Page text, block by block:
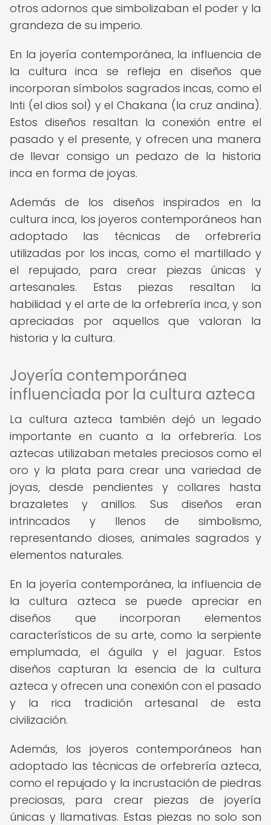
otros adornos que simbolizaban el poder y la
grandeza de su imperio.
En la joyería contemporánea, la influencia de
la cultura inca se refleja en diseños que
incorporan símbolos sagrados incas, como el
Inti (el dios sol) y el Chakana (la cruz andina).
Estos diseños resaltan la conexión entre el
pasado y el presente, y ofrecen una manera
de llevar consigo un pedazo de la historia
inca en forma de joyas.
Además de los diseños inspirados en la
cultura inca, los joyeros contemporáneos han
adoptado las técnicas de orfebrería
utilizadas por los incas, como el martillado y
el repujado, para crear piezas únicas y
artesanales. Estas piezas resaltan la
habilidad y el arte de la orfebrería inca, y son
apreciadas por aquellos que valoran la
historia y la cultura.
Joyería contemporánea
influenciada por la cultura azteca
La cultura azteca también dejó un legado
importante en cuanto a la orfebrería. Los
aztecas utilizaban metales preciosos como el
oro y la plata para crear una variedad de
joyas, desde pendientes y collares hasta
brazaletes y anillos. Sus diseños eran
intrincados y llenos de simbolismo,
representando dioses, animales sagrados y
elementos naturales.
En la joyería contemporánea, la influencia de
la cultura azteca se puede apreciar en
diseños que incorporan elementos
característicos de su arte, como la serpiente
emplumada, el águila y el jaguar. Estos
diseños capturan la esencia de la cultura
azteca y ofrecen una conexión con el pasado
y la rica tradición artesanal de esta
civilización.
Además, los joyeros contemporáneos han
adoptado las técnicas de orfebrería azteca,
como el repujado y la incrustación de piedras
preciosas, para crear piezas de joyería
únicas y llamativas. Estas piezas no solo son